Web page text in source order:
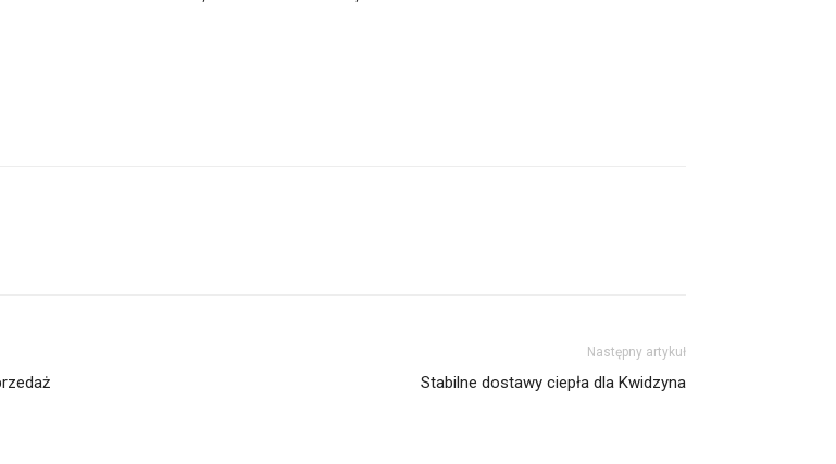
Następny artykuł
Stabilne dostawy ciepła dla Kwidzyna